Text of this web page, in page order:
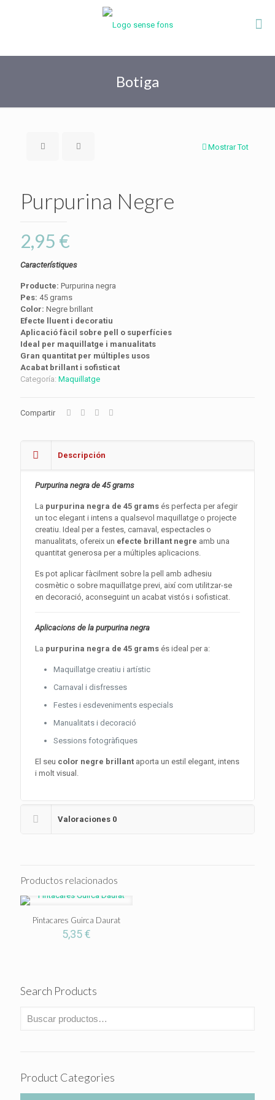
Botiga
Mostrar Tot
Purpurina Negre
2,95 €
Característiques
Producte: Purpurina negra
Pes: 45 grams
Color: Negre brillant
Efecte lluent i decoratiu
Aplicació fàcil sobre pell o superfícies
Ideal per maquillatge i manualitats
Gran quantitat per múltiples usos
Acabat brillant i sofisticat
Categoría: Maquillatge
Compartir
Descripción
Purpurina negra de 45 grams
La purpurina negra de 45 grams és perfecta per afegir
un toc elegant i intens a qualsevol maquillatge o projecte
creatiu. Ideal per a festes, carnaval, espectacles o
manualitats, ofereix un efecte brillant negre amb una
quantitat generosa per a múltiples aplicacions.
Es pot aplicar fàcilment sobre la pell amb adhesiu
cosmètic o sobre maquillatge previ, així com utilitzar-se
en decoració, aconseguint un acabat vistós i sofisticat.
Aplicacions de la purpurina negra
La purpurina negra de 45 grams és ideal per a:
Maquillatge creatiu i artístic
Carnaval i disfresses
Festes i esdeveniments especials
Manualitats i decoració
Sessions fotogràfiques
El seu color negre brillant aporta un estil elegant, intens
i molt visual.
Valoraciones 0
Productos relacionados
Pintacares Guirca Daurat
5,35€
Search Products
Product Categories